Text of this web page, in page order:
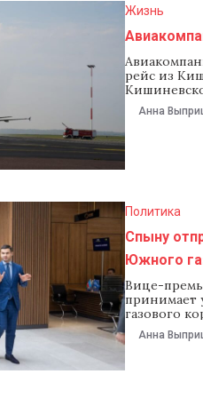
Жизнь
рейс из
Анна
Политика
Спыну
Южного
Вице-
принимает
газового
комиссии
Анна